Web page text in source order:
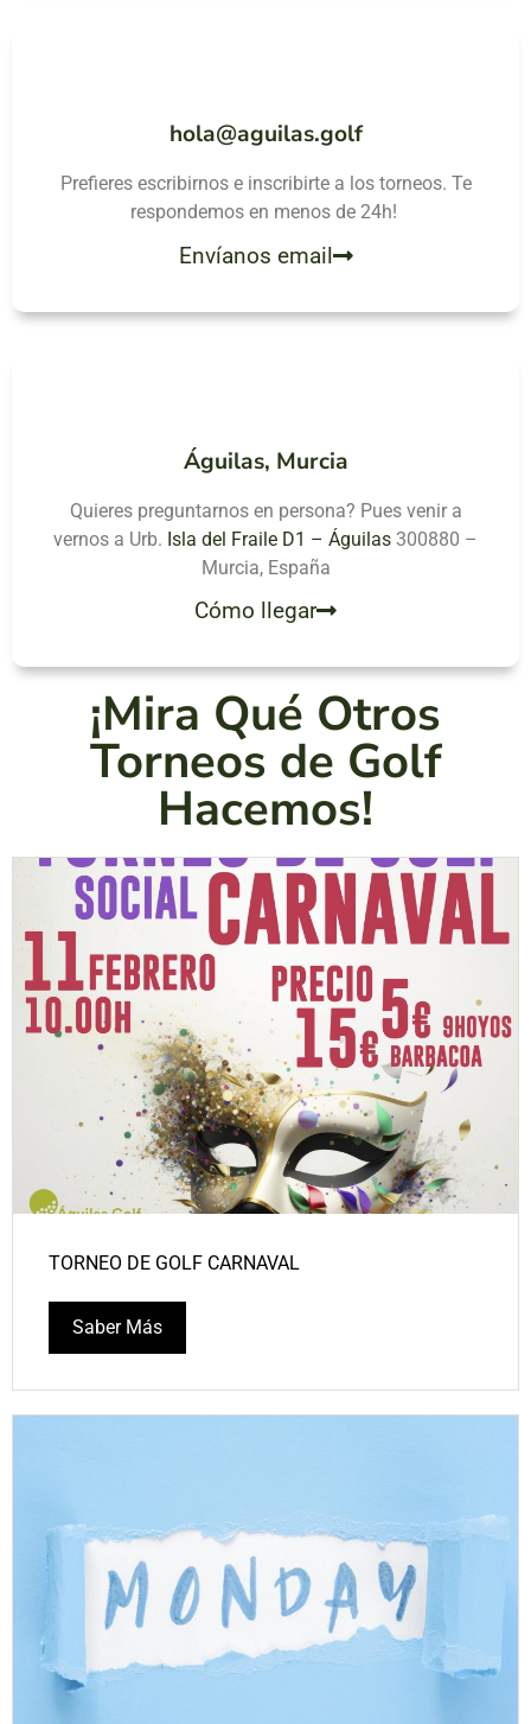
hola@aguilas.golf
Prefieres escribirnos e inscribirte a los torneos. Te
respondemos en menos de 24h!
Envíanos email
Águilas, Murcia
Quieres preguntarnos en persona? Pues venir a
vernos a Urb. Isla del Fraile D1 – Águilas 300880 –
Murcia, España
Cómo llegar
¡Mira Qué Otros
Torneos de Golf
Hacemos!
TORNEO DE GOLF CARNAVAL
Saber Más